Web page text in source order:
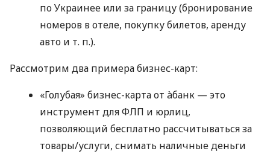
по Украинее или за границу (бронирование
номеров в отеле, покупку билетов, аренду
авто и т. п.).
Рассмотрим два примера бизнес-карт:
«Голубая» бизнес-карта от àбанк — это
инструмент для ФЛП и юрлиц,
позволяющий бесплатно рассчитываться за
товары/услуги, снимать наличные деньги